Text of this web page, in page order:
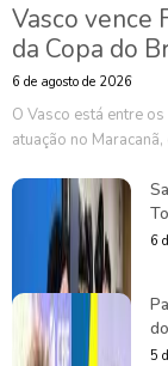
Vasco vence
da Copa do
6 de agosto de 2026
O Vasco está entre
atuação no
6
5